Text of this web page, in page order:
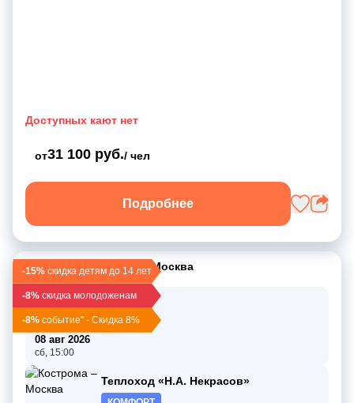
Доступных кают нет
от31 100 руб./ чел
Подробнее
-15% скидка детям до 14 лет
-8% скидка молодоженам
-8% событие" - Скидка 8%
Кострома –Мышкин–Москва
06 авг 2026
3 дн / 2 нч
08 авг 2026
сб, 15:00
Теплоход «Н.А. Некрасов»